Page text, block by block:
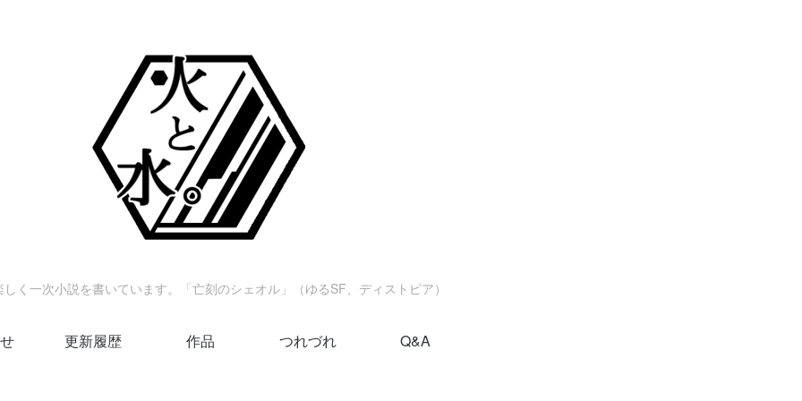
しく一次小説を書いています。「亡刻のシェオル」（ゆるSF、ディストピア）
更新履歴 作品 つれづれ Q&A